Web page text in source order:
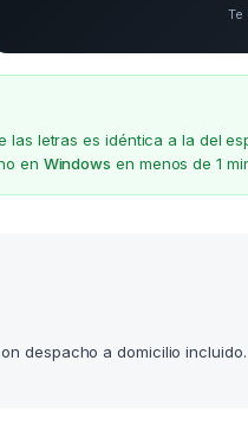
Te
las letras es idéntica a la del
en Windows en menos de 1
despacho a domicilio incluido.